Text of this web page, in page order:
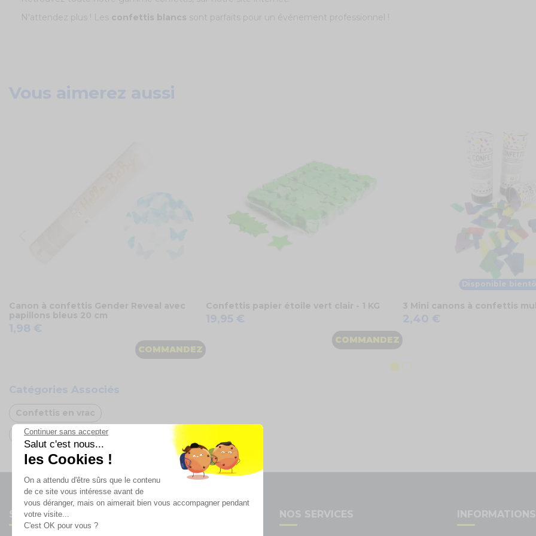
Continuer sans accepter
Salut c'est nous...
les Cookies !
On a attendu d'être sûrs que le contenu
de ce site vous intéresse avant de
vous déranger, mais on aimerait bien vous accompagner pendant
votre visite...
C'est OK pour vous ?
N'attendez plus ! Les confettis blancs sont parfaits pour un événement professionnel !
Vous aimerez aussi
Canon à confettis Gender Reveal avec
papillons bleus 20 cm
1,98 €
COMMANDEZ
Confettis papier étoile vert clair - 1 KG
19,95 €
COMMANDEZ
Disponible
3 Mini canons à confettis
2,40 €
Catégories Associés
Confettis en vrac
Arche de ballons Blancs
Suivez-nous NOS SERVICES INFORMATIONS